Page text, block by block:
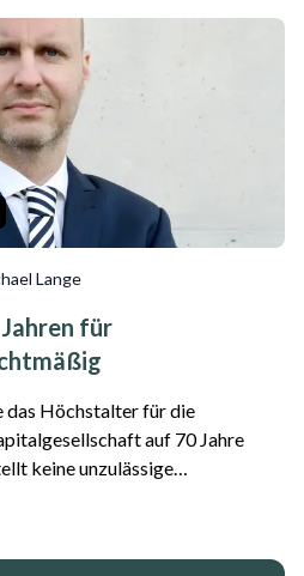
Lange
für
das Höchstalter für die
auf 70 Jahre
keine unzulässige